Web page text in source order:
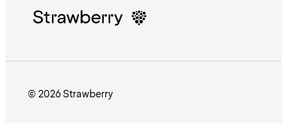
© 2026 Strawberry